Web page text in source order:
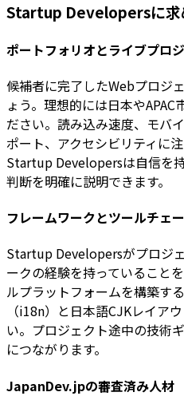
Startup Developersに求
ポートフォリオとライブプロ
候補者に完了したWebプロジ
ょう。理想的には日本や
ださい。読み込み速度、モバ
ポート、アクセシビリティに
Startup Developersは自信を
判断を明確に説明できます。
フレームワークとツールチェ
Startup Developersがプロジ
ークの経験を持っていること
ルプラットフォームを構築す
（i18n）と日本語CJKレイア
い。プロジェクト途中の技術
につながります。
JapanDev.jpの審査済み人材